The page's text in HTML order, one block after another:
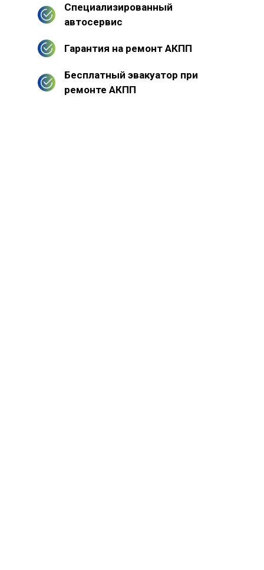
Специализированный
автосервис
Гарантия на ремонт АКПП
Бесплатный эвакуатор при
ремонте АКПП